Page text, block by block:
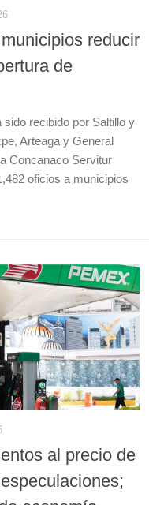
reducir
de
recibido por Saltillo y
Arteaga y General
Concanaco Servitur
oficios a municipios
al precio de